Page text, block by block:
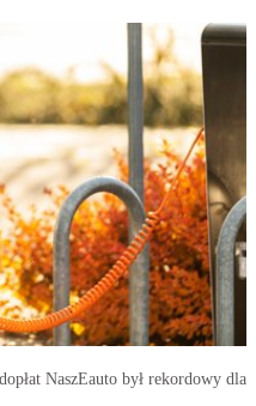
NaszEauto był rekordowy dla